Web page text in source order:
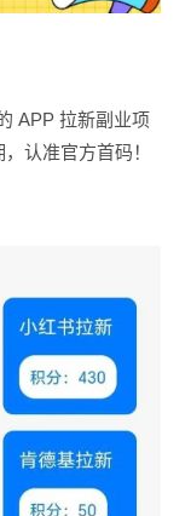
APP 拉新副业项
认准官方首码！